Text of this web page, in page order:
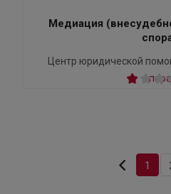
Медиация
Центр юридической
1